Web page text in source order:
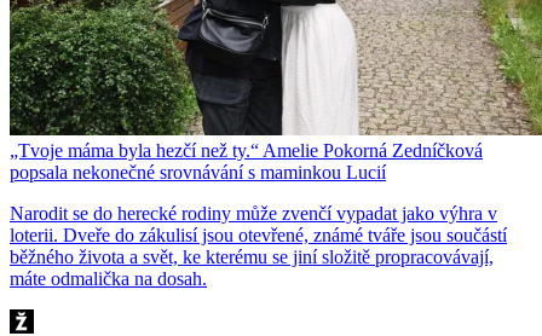
„Tvoje máma byla hezčí než ty.“ Amelie Pokorná Zedníčková
popsala nekonečné srovnávání s maminkou Lucií
Narodit se do herecké rodiny může zvenčí vypadat jako výhra v
loterii. Dveře do zákulisí jsou otevřené, známé tváře jsou součástí
běžného života a svět, ke kterému se jiní složitě propracovávají,
máte odmalička na dosah.